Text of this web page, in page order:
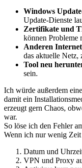
Windows
Update-Dienste
Zertifikate und
können Probleme
Anderen
das aktuelle
Tool neu
sein.
Ich würde außerdem
damit ein
erzeugt gern Chaos,
war.
So löse ich den Fehler
Wenn ich nur wenig Zeit
Datum und
VPN und Proxy